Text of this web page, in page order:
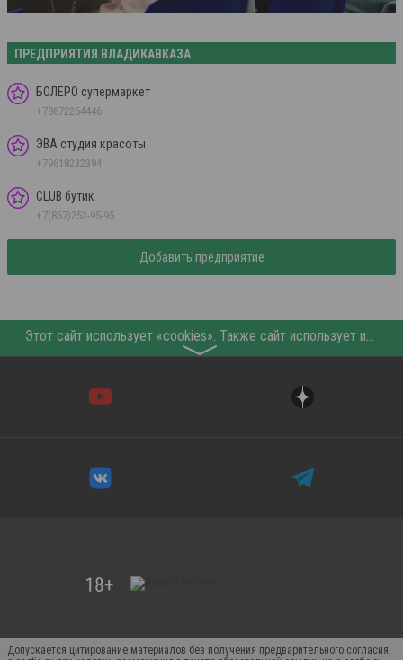
ПРЕДПРИЯТИЯ ВЛАДИКАВКАЗА
БОЛЕРО супермаркет
+78672254446
ЭВА студия красоты
+79618232394
CLUB бутик
+7(867)252-95-95
Добавить предприятие
Этот сайт использует «cookies». Также сайт использует интернет-сервис для сбора технических данных касательно посетителей с целью получения маркетинговой и статистической информации. Условия обработки данных посетителей сайта см.
〉
Допускается цитирование материалов без получения предварительного согласия